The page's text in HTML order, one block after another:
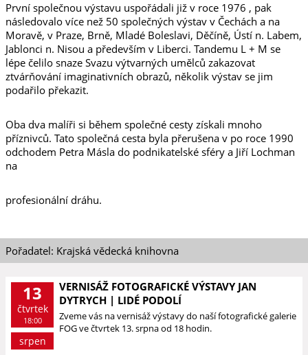
První společnou výstavu uspořádali již v roce 1976 , pak
následovalo více než 50 společných výstav v Čechách a na
Moravě, v Praze, Brně, Mladé Boleslavi, Děčíně, Ústí n. Labem,
Jablonci n. Nisou a především v Liberci. Tandemu L + M se
lépe čelilo snaze Svazu výtvarných umělců zakazovat
ztvárňování imaginativních obrazů, několik výstav se jim
podařilo překazit.
Oba dva malíři si během společné cesty získali mnoho
příznivců. Tato společná cesta byla přerušena v po roce 1990
odchodem Petra Másla do podnikatelské sféry a Jiří Lochman
na
profesionální dráhu.
Pořadatel: Krajská vědecká knihovna
13
čtvrtek
18:00
srpen
VERNISÁŽ FOTOGRAFICKÉ VÝSTAVY JAN
DYTRYCH | LIDÉ PODOLÍ
Zveme vás na vernisáž výstavy do naší fotografické galerie
FOG ve čtvrtek 13. srpna od 18 hodin.